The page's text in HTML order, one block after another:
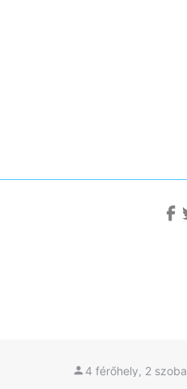
4 férőhely, 2 szoba